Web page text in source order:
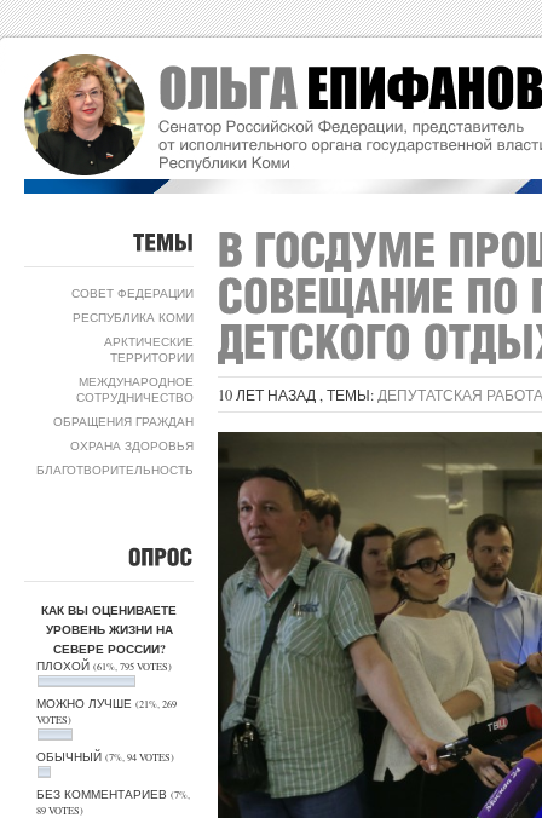
СОВЕТ ФЕДЕРАЦИИ
РЕСПУБЛИКА КОМИ
АРКТИЧЕСКИЕ
ТЕРРИТОРИИ
МЕЖДУНАРОДНОЕ
СОТРУДНИЧЕСТВО
ОБРАЩЕНИЯ ГРАЖДАН
ОХРАНА ЗДОРОВЬЯ
БЛАГОТВОРИТЕЛЬНОСТЬ
КАК ВЫ ОЦЕНИВАЕТЕ
УРОВЕНЬ ЖИЗНИ НА
СЕВЕРЕ РОССИИ?
ПЛОХОЙ (61%, 795 VOTES)
МОЖНО ЛУЧШЕ (21%, 269
VOTES)
ОБЫЧНЫЙ (7%, 94 VOTES)
БЕЗ КОММЕНТАРИЕВ (7%,
89 VOTES)
10 ЛЕТ НАЗАД , ТЕМЫ: ДЕПУТАТСКАЯ РАБОТА